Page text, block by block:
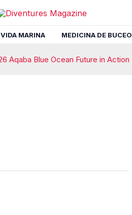
VIDA MARINA MEDICINA DE BUCEO